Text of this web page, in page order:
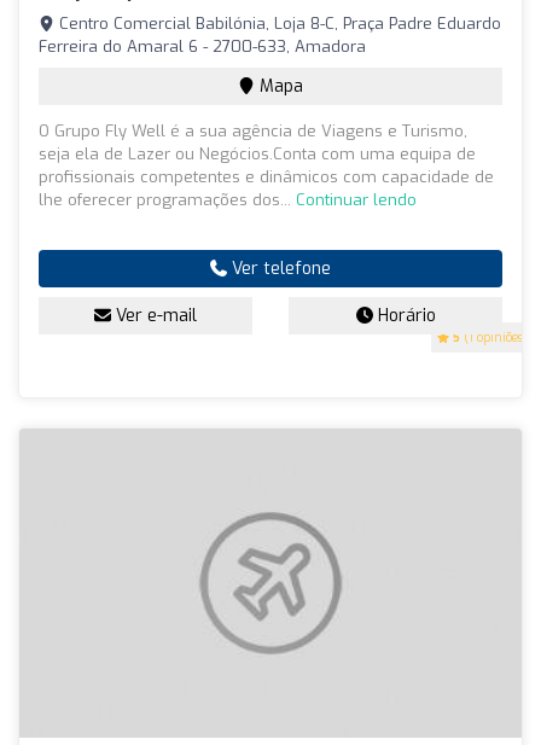
5 (1 opiniões)
Centro Comercial Babilónia, Loja 8-C, Praça Padre Eduardo
Ferreira do Amaral 6 - 2700-633, Amadora
Mapa
O Grupo Fly Well é a sua agência de Viagens e Turismo,
seja ela de Lazer ou Negócios.Conta com uma equipa de
profissionais competentes e dinâmicos com capacidade de
lhe oferecer programações dos... Continuar lendo
Ver telefone
Ver e-mail Horário